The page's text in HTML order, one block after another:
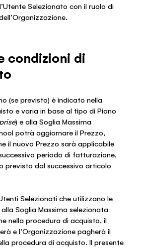
Selezionato con il ruolo di
condizioni di
(se previsto) è indicato nella
e varia in base al tipo di Piano
) e alla Soglia Massima
potrà aggiornare il Prezzo,
il nuovo Prezzo sarà applicabile
periodo di fatturazione,
previsto dal successivo articolo
Selezionati che utilizzano le
Soglia Massima selezionata
nella procedura di acquisto, il
e l’Organizzazione pagherà il
procedura di acquisto. Il presente